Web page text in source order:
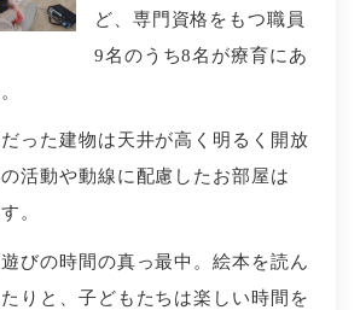
ど、専門資格をもつ職員
9名のうち8名が療育にあ
った建物は天井が高く明るく開放
活動や動線に配慮したお部屋は
。
びの時間の真っ最中。絵本を読ん
りと、子どもたちは楽しい時間を